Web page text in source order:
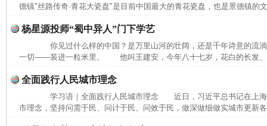
德镇"丝路传奇·青花大瓷盘"是目前中国最大的青花瓷盘，也是景德镇的
杨星源投师“蜀中异人”门下学艺
你见过什么样的中国？是万里山河的壮阔，还是千年诗意的
一切——装进一粒米里。 他叫王建安，今年八十七岁，花白的长发、
全面践行人民城市理念
学习语｜全面践行人民城市理念 近日，习近平总书记在上海
市理念，坚持问需于民、问计于民、问效于民，做深做细做实城市更新